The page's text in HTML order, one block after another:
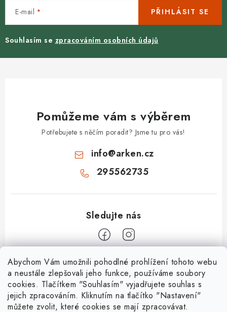
Abychom Vám umožnili pohodlné prohlížení tohoto webu
a neustále zlepšovali jeho funkce, používáme soubory
cookies. Tlačítkem "Souhlasím" vyjadřujete souhlas s
jejich zpracováním. Kliknutím na tlačítko "Nastavení"
můžete zvolit, které cookies se mají zpracovávat.
E-mail
Souhlasím se zpracováním osobních údajů
PŘIHLÁSIT SE
Pomůžeme vám s výběrem
Potřebujete s něčím poradit? Jsme tu pro vás!
info@arken.cz
295562735
O Arken
O nás